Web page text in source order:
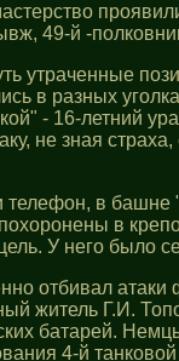
49-й -
утраченные
в разных
- 16-летний
не зная
в
в
У него было
отбивал
житель Г.И.
батарей.
4-й